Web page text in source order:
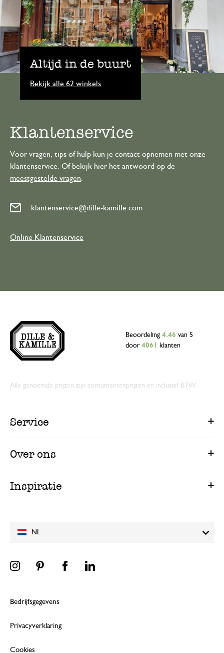
Altijd in de buurt
Bekijk alle 62 winkels
Klantenservice
Voor vragen, tips of hulp kun je contact opnemen met onze
klantenservice. Of bekijk hier het antwoord op de
meestgestelde vragen
klantenservice@dille-kamille.com
Online Klantenservice
NL
Beoordeling 4.46 van 5
door 4061 klanten
Alle genoemde prijzen zijn consumentenprijzen en inclusief BTW.
Service
Over ons
Inspiratie
Bedrijfsgegevens
Privacyverklaring
Cookies